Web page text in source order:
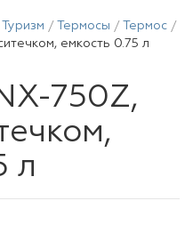
Туризм Термосы
Термос
емкость 0.75 л
750Z,
л